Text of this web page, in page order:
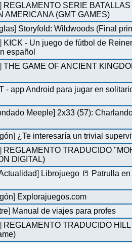
] REGLAMENTO SERIE
AMERICANA (GMT GAMES)
] Storyfold: Wildwoods (Final
] KICK - Un juego de fútbol de
español
]THE GAME OF ANCIENT
- app Android para jugar en
Meeple] 2x33 (57):
] ¿Te interesaría un trivial
] REGLAMENTO TRADUCIDO
DIGITAL)
] Librojuego 📒 Patrulla
] Explorajuegos.com
] Manual de viajes para profes
] REGLAMENTO TRADUCIDO